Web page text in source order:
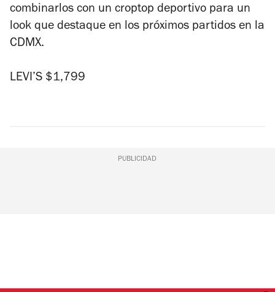
combinarlos con un croptop deportivo para un
look que destaque en los próximos partidos en la
CDMX.
LEVI’S $1,799
PUBLICIDAD